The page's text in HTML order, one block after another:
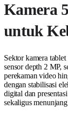
Kamera
untuk
Sektor kamera
sensor depth 2 MP,
perekaman video
dengan stabilisasi
digital dan
sekaligus